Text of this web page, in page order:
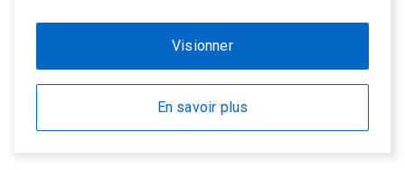
Visionner
En savoir plus